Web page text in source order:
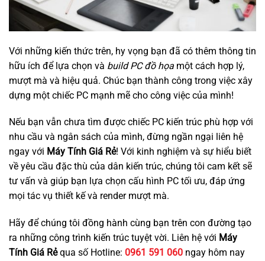
Với những kiến thức trên, hy vọng bạn đã có thêm thông tin
hữu ích để lựa chọn và build PC đồ họa một cách hợp lý,
mượt mà và hiệu quả. Chúc bạn thành công trong việc xây
dựng một chiếc PC mạnh mẽ cho công việc của mình!
Nếu bạn vẫn chưa tìm được chiếc PC kiến trúc phù hợp với
nhu cầu và ngân sách của mình, đừng ngần ngại liên hệ
ngay với Máy Tính Giá Rẻ! Với kinh nghiệm và sự hiểu biết
về yêu cầu đặc thù của dân kiến trúc, chúng tôi cam kết sẽ
tư vấn và giúp bạn lựa chọn cấu hình PC tối ưu, đáp ứng
mọi tác vụ thiết kế và render mượt mà.
Hãy để chúng tôi đồng hành cùng bạn trên con đường tạo
ra những công trình kiến trúc tuyệt vời. Liên hệ với Máy
Tính Giá Rẻqua số Hotline: 0961 591 060 ngay hôm nay